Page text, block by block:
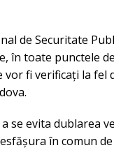
de Securitate
în toate punctele
fi verificați la fel
se evita dublarea
în comun